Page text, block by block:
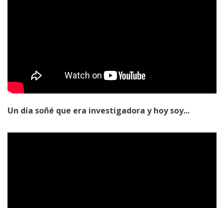
Un día soñé que era investigadora y hoy soy...